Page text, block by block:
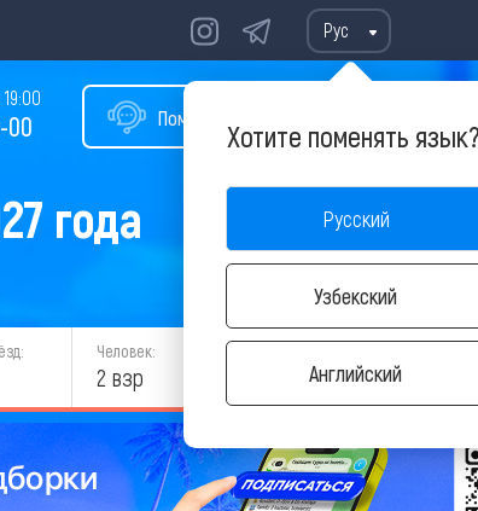
Рус
Хотите поменять
Русский
Узбекский
Английский
Помощь в подборе тура
00
года
Человек:
2 взр НАЙТИ